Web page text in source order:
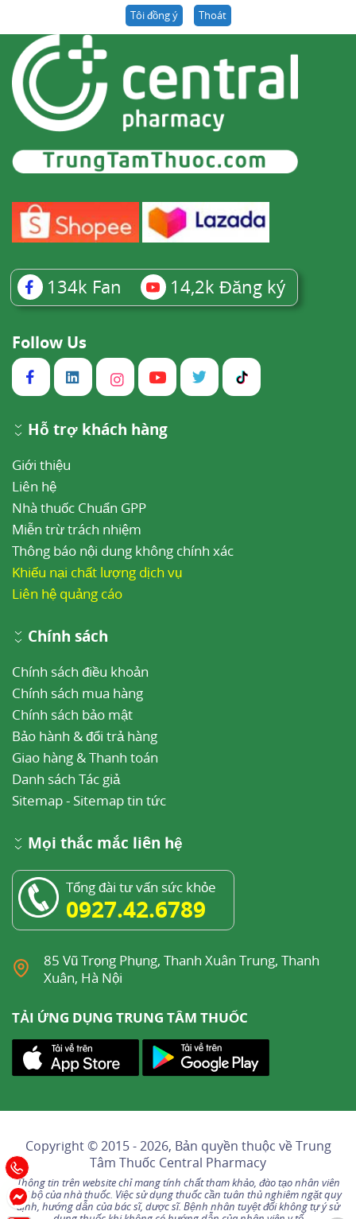
Tôi đồng ý Thoát
134k Fan 14,2k Đăng ký
Follow Us
Hỗ trợ khách hàng
Giới thiệu
Liên hệ
Nhà thuốc Chuẩn GPP
Miễn trừ trách nhiệm
Thông báo nội dung không chính xác
Khiếu nại chất lượng dịch vụ
Liên hệ quảng cáo
Chính sách
Chính sách điều khoản
Chính sách mua hàng
Chính sách bảo mật
Bảo hành & đổi trả hàng
Giao hàng & Thanh toán
Danh sách Tác giả
Sitemap- Sitemap tin tức
Mọi thắc mắc liên hệ
Tổng đài tư vấn sức khỏe
0927.42.6789
85 Vũ Trọng Phụng, Thanh Xuân Trung, Thanh
Xuân, Hà Nội
TẢI ỨNG DỤNG TRUNG TÂM THUỐC
Copyright © 2015 - 2026, Bản quyền thuộc vềTrung
Tâm Thuốc Central Pharmacy
Thông tin trên website chỉ mang tính chất tham khảo, đào tạo nhân viên
nội bộ của nhà thuốc. Việc sử dụng thuốc cần tuân thủ nghiêm ngặt quy
định, hướng dẫn của bác sĩ, dược sĩ. Bệnh nhân tuyệt đối không tự ý sử